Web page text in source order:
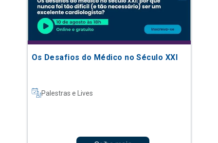
Os Desafios do Médico no Século XXI
Palestras e Lives